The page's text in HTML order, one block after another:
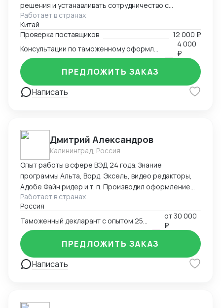
решения и устанавливать сотрудничество с
надежными и квалифицированными партнерами.
Произвожу тщательный анализ рынка и имею
прочные связи с местными поставщиками и
таможенными органами. Я глубоко понимаю
требования и сложности, с которыми сталкиваются
предприниматели и компании, осуществляющие
международную торговлю. Я также готова
предоставить свои услуги на любом
Работает в странах
Китай
Проверка поставщиков
12 000 ₽
4 000
₽
Написать
ПРЕДЛОЖИТЬ ЗАКАЗ
Дмитрий Александров
Калининград, Россия
Опыт работы в сфере ВЭД 24 года. Знание
программы Альта, Ворд, Эксель, видео редакторы,
Адобе Файн ридер и т. п. Производил оформление
Экспорта, Импорта, Реэкспорта, Таможенный
транзит,Помогаю при сборе документов для КТС,
Ввоз образцов для испытаний. Производил
оформление Деклараций соответствия,
Сертификатов, СГР. Оформлял сельхоз технику в
ассортименте, строительный крепёж(порядка 500
артикулов), электро инструмент,
Работает в странах
Россия
от 30 000
₽
Написать
ПРЕДЛОЖИТЬ ЗАКАЗ